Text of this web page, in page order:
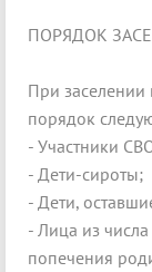
ПОРЯДОК
При заселении
порядок
- Участники
- Дети-сироты;
- Дети,
- Лица из
попечения